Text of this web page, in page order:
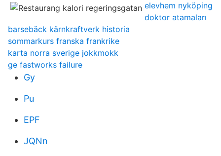
elevhem nyköping
doktor atamaları
barsebäck kärnkraftverk historia
sommarkurs franska frankrike
karta norra sverige jokkmokk
ge fastworks failure
Gy
Pu
EPF
JQNn